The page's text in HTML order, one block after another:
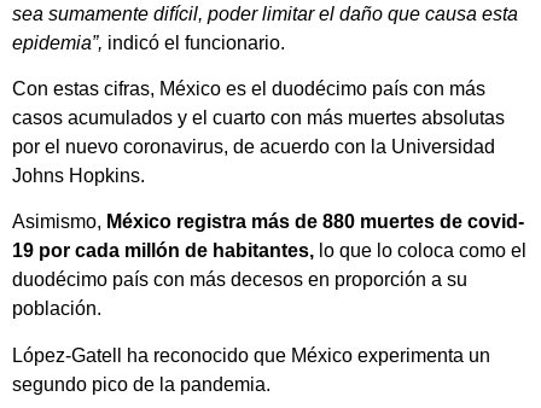
sea sumamente difícil, poder limitar el daño que causa esta
epidemia”, indicó el funcionario.
Con estas cifras, México es el duodécimo país con más
casos acumulados y el cuarto con más muertes absolutas
por el nuevo coronavirus, de acuerdo con la Universidad
Johns Hopkins.
Asimismo, México registra más de 880 muertes de covid-
19 por cada millón de habitantes, lo que lo coloca como el
duodécimo país con más decesos en proporción a su
población.
López-Gatell ha reconocido que México experimenta un
segundo pico de la pandemia.